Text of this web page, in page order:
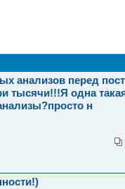
анализов перед
тысячи!!!Я одна
н